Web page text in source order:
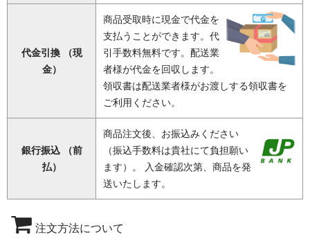
代金引換 （現
金）
商品受取時に現金で代金を
支払うことができます。代
引手数料無料です。配送業
者様が代金を回収します。
領収書は配送業者様がお渡しする領収書を
ご利用ください。
銀行振込 （前
払）
商品注文後、お振込みください
（振込手数料は貴社にて負担願い
ます）。 入金確認次第、商品を発
送いたします。
注文方法について